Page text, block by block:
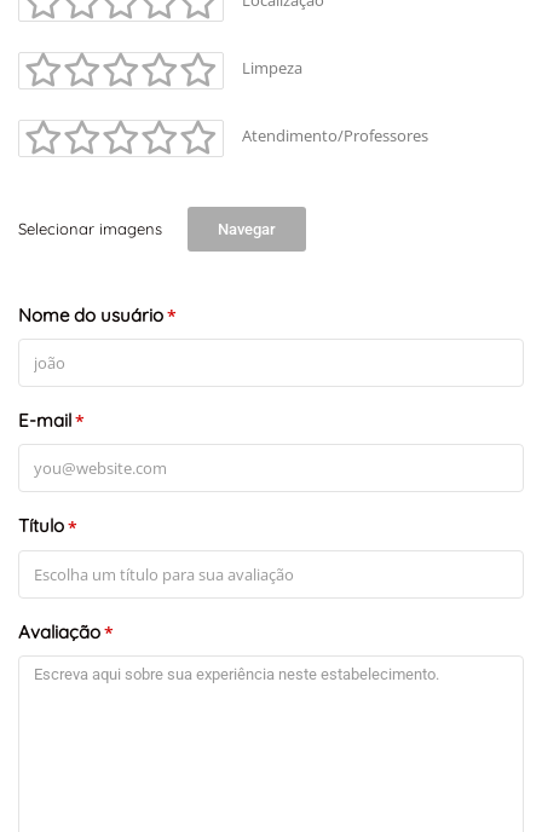
+-
Limpeza
Atendimento/Professores
Selecionar imagens Navegar
Nome do usuário*
E-mail*
Título*
Avaliação*